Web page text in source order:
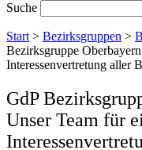
Suche
Start > Bezirksgruppen >
Bezirksgruppe
Interessenvertretung aller
GdP
Unser Team für